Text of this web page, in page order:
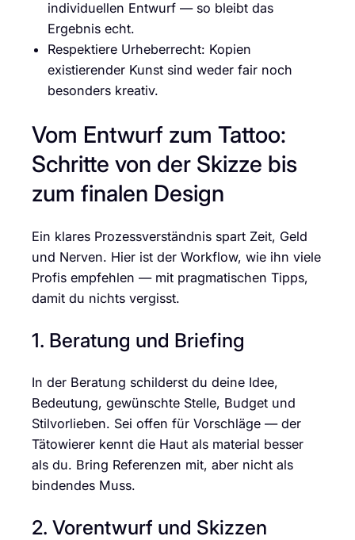
individuellen Entwurf — so bleibt das
Ergebnis echt.
Respektiere Urheberrecht: Kopien
existierender Kunst sind weder fair noch
besonders kreativ.
Vom Entwurf zum Tattoo:
Schritte von der Skizze bis
zum finalen Design
Ein klares Prozessverständnis spart Zeit, Geld
und Nerven. Hier ist der Workflow, wie ihn viele
Profis empfehlen — mit pragmatischen Tipps,
damit du nichts vergisst.
1. Beratung und Briefing
In der Beratung schilderst du deine Idee,
Bedeutung, gewünschte Stelle, Budget und
Stilvorlieben. Sei offen für Vorschläge — der
Tätowierer kennt die Haut als material besser
als du. Bring Referenzen mit, aber nicht als
bindendes Muss.
2. Vorentwurf und Skizzen